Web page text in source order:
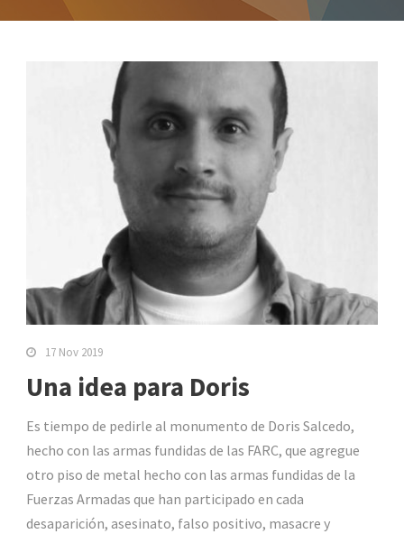
17 Nov 2019
Una idea para Doris
Es tiempo de pedirle al monumento de Doris Salcedo,
hecho con las armas fundidas de las FARC, que agregue
otro piso de metal hecho con las armas fundidas de la
Fuerzas Armadas que han participado en cada
desaparición, asesinato, falso positivo, masacre y